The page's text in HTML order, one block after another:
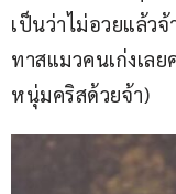
เป็นว่าไม่อวยแล้
ทาสแมวคนเก่งเล
หนุ่มคริสด้วยจ้า)